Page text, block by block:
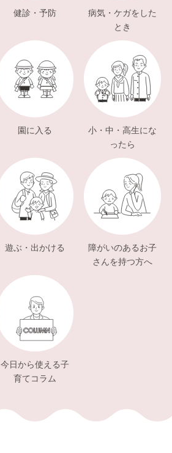
健診・予防
病気・ケガをした
とき
園に入る
小・中・高生にな
ったら
遊ぶ・出かける
障がいのあるお子
さんを持つ方へ
今日から使える子
育てコラム